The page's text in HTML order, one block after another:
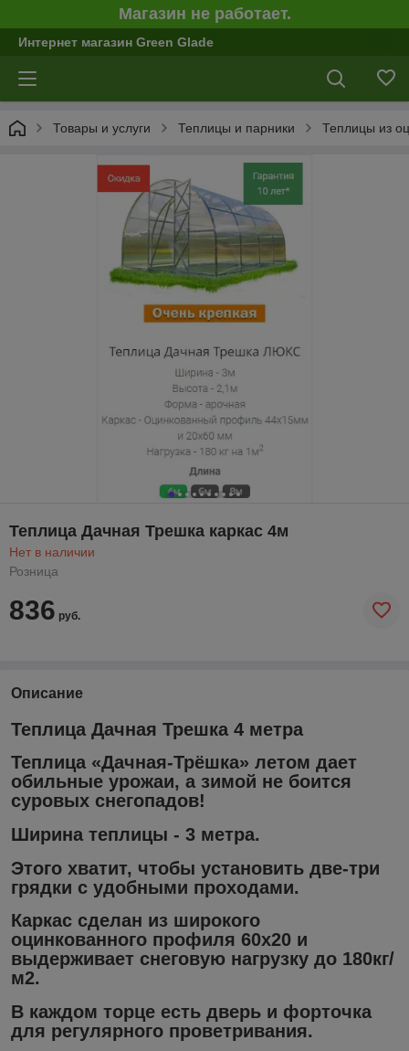
Магазин не работает.
Интернет магазин Green Glade
Товары и услуги Теплицы и парники Теплицы из
Теплица Дачная Трешка каркас 4м
Нет в наличии
Розница
836 руб.
Описание
Теплица Дачная Трешка 4 метра
Теплица «Дачная-Трёшка» летом дает
обильные урожаи, а зимой не боится
суровых снегопадов!
Ширина теплицы - 3 метра.
Этого хватит, чтобы установить две-три
грядки с удобными проходами.
Каркас сделан из широкого
оцинкованного профиля 60х20 и
выдерживает снеговую нагрузку до 180кг/
м2.
В каждом торце есть дверь и форточка
для регулярного проветривания.